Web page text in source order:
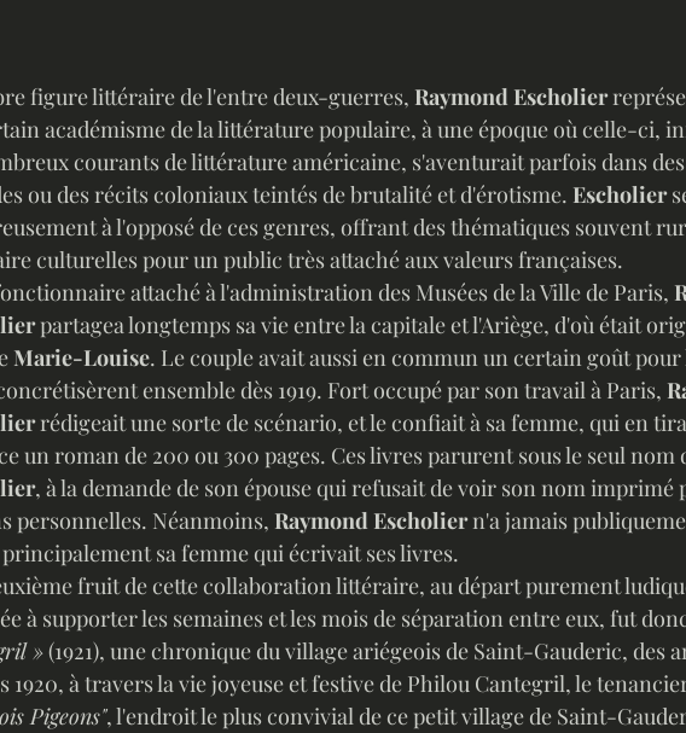
figure littéraire de l'entre deux-guerres,
Raymond Escholier
académisme de la littérature populaire, à une époque où celle-ci,
courants de littérature américaine, s'aventurait parfois dans
ou des récits coloniaux teintés de brutalité et d'érotisme. Escholier
à l'opposé de ces genres, offrant des thématiques souvent
culturelles pour un public très attaché aux valeurs françaises.
attaché à l'administration des Musées de la Ville de Paris,
partagea longtemps sa vie entre la capitale et l'Ariège, d'où était
Marie-Louise. Le couple avait aussi en commun un certain goût
ensemble dès 1919. Fort occupé par son travail à Paris,
rédigeait une sorte de scénario, et le confiait à sa femme, qui en
un roman de 200 ou 300 pages. Ces livres parurent sous le seul nom
, à la demande de son épouse qui refusait de voir son nom imprimé
personnelles. Néanmoins, Raymond Escholier n'a jamais
sa femme qui écrivait ses livres.
à supporter les semaines et les mois de séparation entre eux, fut
» (1921), une chronique du village ariégeois de Saint-Gauderic, des
1920, à travers la vie joyeuse et festive de Philou Cantegril, le
Pigeons", l'endroit le plus convivial de ce petit village de Saint-